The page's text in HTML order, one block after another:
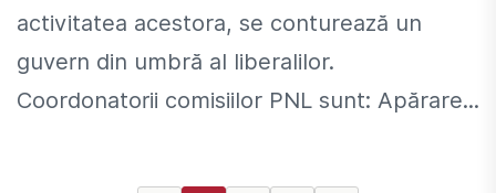
activitatea acestora, se conturează un
guvern din umbră al liberalilor.
Coordonatorii comisiilor PNL sunt: Apărare...